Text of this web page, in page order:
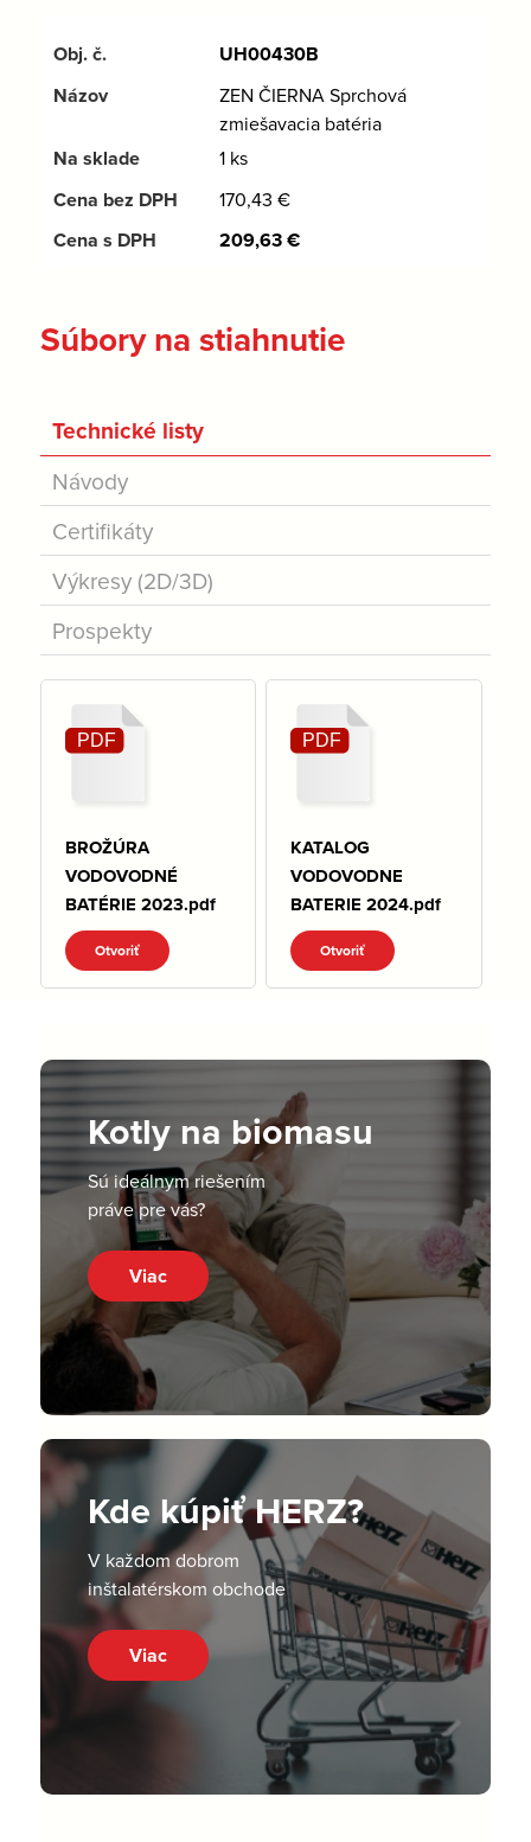
UH00430B
ZEN ČIERNA Sprchová
zmiešavacia batéria
1 ks
170,43 €
209,63€
Súbory na stiahnutie
Technické listy
Návody
Certifikáty
Výkresy (2D/3D)
Prospekty
BROŽÚRA
VODOVODNÉ
BATÉRIE 2023.pdf
Otvoriť
KATALOG
VODOVODNE
BATERIE 2024.pdf
Otvoriť
Kotly na biomasu
Sú ideálnym riešením
práve pre vás?
Viac
Kde kúpiť HERZ?
V každom dobrom
inštalatérskom obchode
Viac